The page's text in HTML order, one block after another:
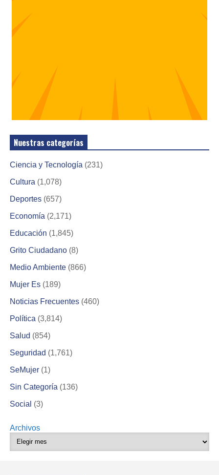
Nuestras categorías
Ciencia y Tecnología (231)
Cultura (1,078)
Deportes (657)
Economía (2,171)
Educación (1,845)
Grito Ciudadano (8)
Medio Ambiente (866)
Mujer Es (189)
Noticias Frecuentes (460)
Política (3,814)
Salud (854)
Seguridad (1,761)
SeMujer (1)
Sin Categoría (136)
Social (3)
Archivos